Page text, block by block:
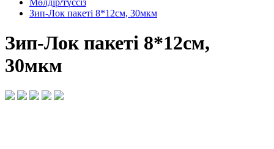
Зип-Лок пакеті 8*12см, 30мкм
Зип-Лок пакеті 8*12см,
30мкм